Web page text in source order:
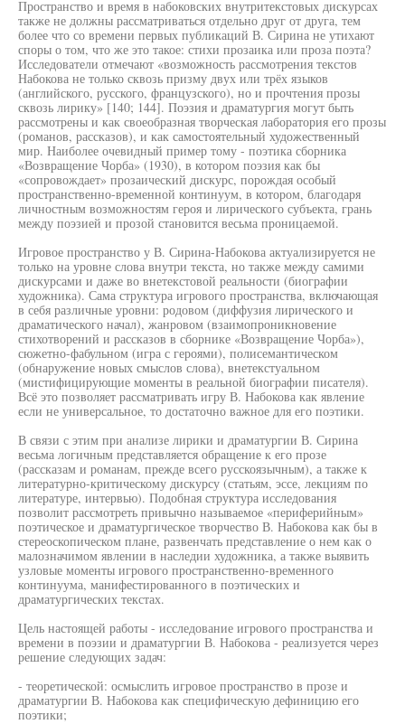
Пространство и время в набоковских внутритекстовых дискурсах
также не должны рассматриваться отдельно друг от друга, тем
более что со времени первых публикаций В. Сирина не утихают
споры о том, что же это такое: стихи прозаика или проза поэта?
Исследователи отмечают «возможность рассмотрения текстов
Набокова не только сквозь призму двух или трёх языков
(английского, русского, французского), но и прочтения прозы
сквозь лирику» [140; 144]. Поэзия и драматургия могут быть
рассмотрены и как своеобразная творческая лаборатория его прозы
(романов, рассказов), и как самостоятельный художественный
мир. Наиболее очевидный пример тому - поэтика сборника
«Возвращение Чорба» (1930), в котором поэзия как бы
«сопровождает» прозаический дискурс, порождая особый
пространственно-временной континуум, в котором, благодаря
личностным возможностям героя и лирического субъекта, грань
между поэзией и прозой становится весьма проницаемой.
Игровое пространство у В. Сирина-Набокова актуализируется не
только на уровне слова внутри текста, но также между самими
дискурсами и даже во внетекстовой реальности (биографии
художника). Сама структура игрового пространства, включающая
в себя различные уровни: родовом (диффузия лирического и
драматического начал), жанровом (взаимопроникновение
стихотворений и рассказов в сборнике «Возвращение Чорба»),
сюжетно-фабульном (игра с героями), полисемантическом
(обнаружение новых смыслов слова), внетекстуальном
(мистифицирующие моменты в реальной биографии писателя).
Всё это позволяет рассматривать игру В. Набокова как явление
если не универсальное, то достаточно важное для его поэтики.
В связи с этим при анализе лирики и драматургии В. Сирина
весьма логичным представляется обращение к его прозе
(рассказам и романам, прежде всего русскоязычным), а также к
литературно-критическому дискурсу (статьям, эссе, лекциям по
литературе, интервью). Подобная структура исследования
позволит рассмотреть привычно называемое «периферийным»
поэтическое и драматургическое творчество В. Набокова как бы в
стереоскопическом плане, развенчать представление о нем как о
малозначимом явлении в наследии художника, а также выявить
узловые моменты игрового пространственно-временного
континуума, манифестированного в поэтических и
драматургических текстах.
Цель настоящей работы - исследование игрового пространства и
времени в поэзии и драматургии В. Набокова - реализуется через
решение следующих задач:
- теоретической: осмыслить игровое пространство в прозе и
драматургии В. Набокова как специфическую дефиницию его
поэтики;